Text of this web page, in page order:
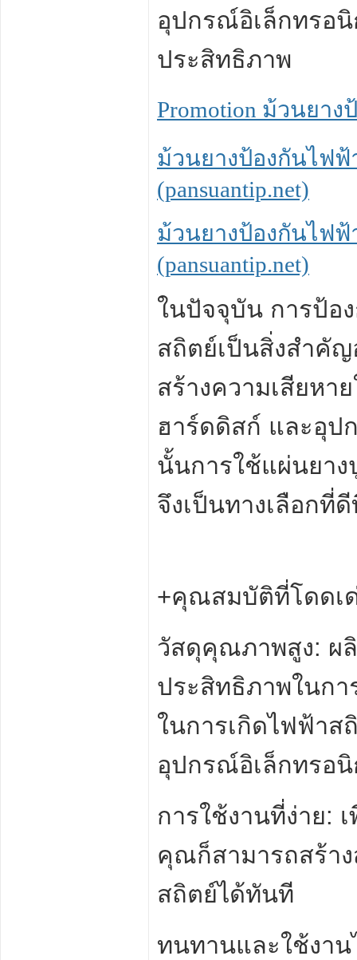
อุปกรณ์อิเล็กทรอ
ประสิทธิภาพ
Promotion ม้วนยาง
ม้วนยางป้องกันไฟฟ้
(pansuantip.net)
ม้วนยางป้องกันไฟฟ้
(pansuantip.net)
ในปัจจุบัน การป้อ
สถิตย์เป็นสิ่งสำคัญ
สร้างความเสียหา
ฮาร์ดดิสก์ และอุป
นั้นการใช้แผ่นยาง
จึงเป็นทางเลือก
+คุณสมบัติที่โดดเ
วัสดุคุณภาพสูง: ผ
ประสิทธิภาพในก
ในการเกิดไฟฟ้าส
อุปกรณ์อิเล็กทรอ
การใช้งานที่ง่าย:
คุณก็สามารถสร้า
สถิตย์ได้ทันที
ทนทานและใช้งาน